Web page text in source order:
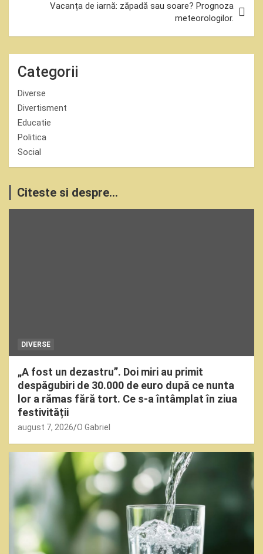
Vacanța de iarnă: zăpadă sau soare? Prognoza
meteorologilor.
Categorii
Diverse
Divertisment
Educatie
Politica
Social
Citeste si despre...
DIVERSE
„A fost un dezastru”. Doi miri au primit
despăgubiri de 30.000 de euro după ce nunta
lor a rămas fără tort. Ce s-a întâmplat în ziua
festivității
august 7, 2026 O Gabriel